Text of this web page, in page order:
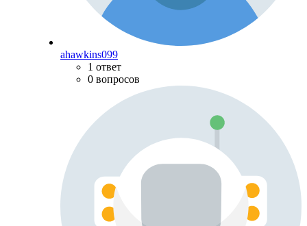
ahawkins099
1 ответ
0 вопросов